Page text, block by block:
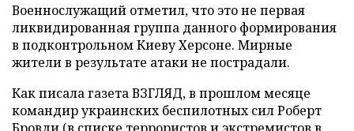
Военнослужащий отметил, что это не первая
ликвидированная группа данного формирования
в подконтрольном Киеву Херсоне. Мирные
жители в результате атаки не пострадали.
Как писала газета ВЗГЛЯД, в прошлом месяце
командир украинских беспилотных сил Роберт